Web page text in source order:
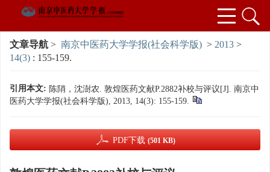
文章导航 > 南京中医药大学学报(社会科学版) > 2013 >
14(3) : 155-159.
引用本文: 陈陗，沈澍农. 敦煌医药文献P.2882补校与评议[J]. 南京中
医药大学学报(社会科学版), 2013, 14(3): 155-159.
PDF下载 (501 KB)